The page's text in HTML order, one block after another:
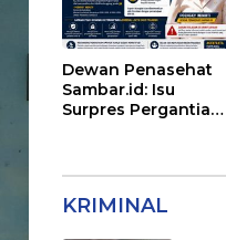
Dewan Penasehat
Sambar.id: Isu
Surpres Pergantian
KRIMINAL